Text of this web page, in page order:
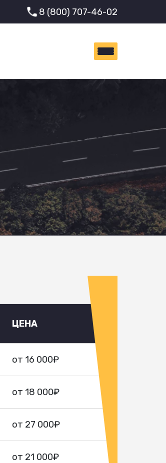
8 (800) 707-46-02
ЦЕНА
от 16 000₽
от 18 000₽
от 27 000₽
от 21 000₽